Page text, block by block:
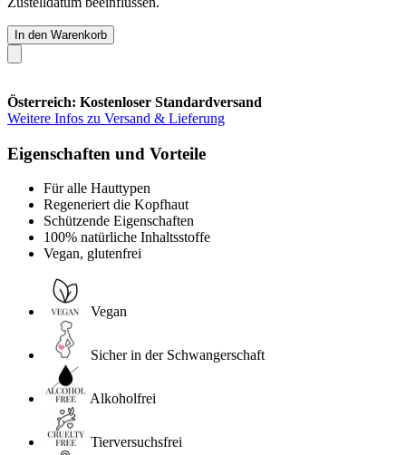
In den Warenkorb
Österreich: Kostenloser Standardversand
Weitere Infos zu Versand & Lieferung
Eigenschaften und Vorteile
Für alle Hauttypen
Regeneriert die Kopfhaut
Schützende Eigenschaften
100% natürliche Inhaltsstoffe
Vegan, glutenfrei
Vegan
Sicher in der Schwangerschaft
Alkoholfrei
Tierversuchsfrei